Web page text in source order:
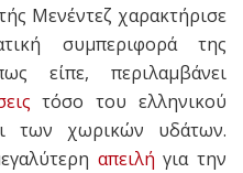
Μενέντεζ χαρακτήρισε
συμπεριφορά της
είπε, περιλαμβάνει
τόσο του ελληνικού
των χωρικών υδάτων.
απειλή για την